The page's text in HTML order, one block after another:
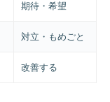
期待・希望
対立・もめごと
改善する